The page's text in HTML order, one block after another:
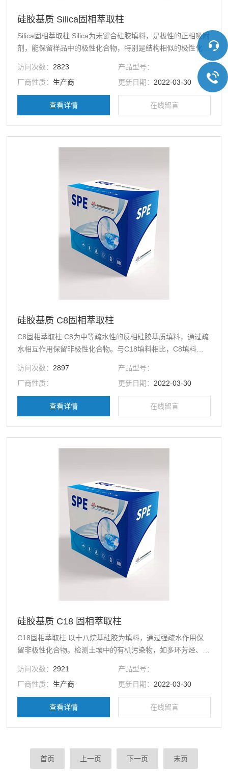
硅胶基质 Silica固相萃取柱
Silica固相萃取柱 Silica为未键合硅胶填料，是极性的正相吸附
剂，能保留样品中的极性化合物，特别是结构相似的极性化合
物。分析生物基质中的药物、毒物、环境污染物及其代谢物，
如吡格列酮、乌头碱和多氯联苯，分离脂类、抗生素、胆汁
酸、寡糖等生物活性分子、检测食物中的真菌毒素，如伏马菌
素。
访问次数： 2823
产品型号：
厂商性质： 生产商 更新日期： 2022-03-30
查看详情 在线留言
硅胶基质 C8固相萃取柱
C8固相萃取柱 C8为中等疏水性的反相硅胶基质填料，通过疏
水相互作用保留非极性化合物。与C18填料相比，C8填料的
留的物质。萃取血浆中的脂溶性和水溶性维生素、检测肉类中
的激素残留、检测废弃物中的农药残留、对生物大分子进行脱
盐。
访问次数： 2897
产品型号：
厂商性质：
更新日期： 2022-03-30
查看详情 在线留言
硅胶基质 C18 固相萃取柱
C18固相萃取柱 以十八烷基硅胶为填料，通过强疏水作用保
留非极性化合物。检测土壤中的有机污染物，如多环芳烃、检
糖分、在进行离子交换前对水溶液进行脱盐。
访问次数： 2921
产品型号：
厂商性质： 生产商 更新日期： 2022-03-30
查看详情 在线留言
首页 上一页 下一页 末页